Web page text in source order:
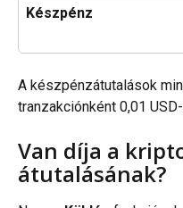
Készpénz
A készpénzátutalások
tranzakciónként 0,01
Van díja a
átutalásának?